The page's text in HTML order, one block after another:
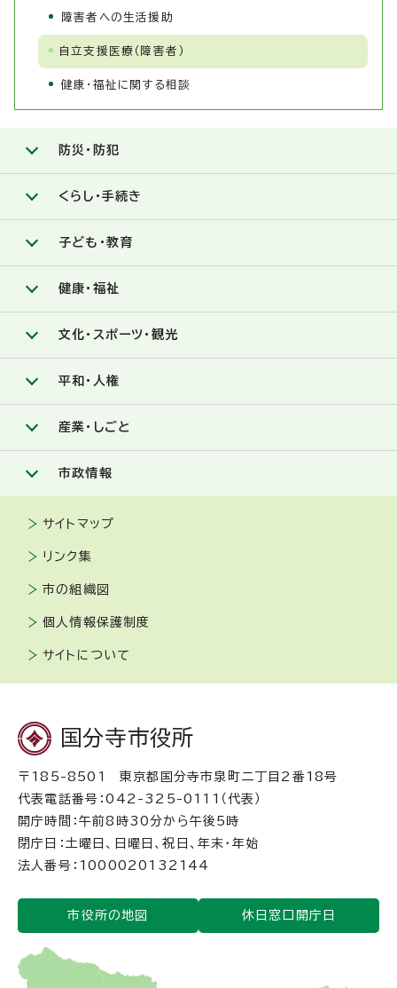
障害者への生活援助
自立支援医療（障害者）
健康・福祉に関する相談
防災・防犯
くらし・手続き
子ども・教育
健康・福祉
文化・スポーツ・観光
平和・人権
産業・しごと
市政情報
サイトマップ
リンク集
市の組織図
個人情報保護制度
サイトについて
国分寺市役所
〒185-8501 東京都国分寺市泉町二丁目2番18号
代表電話番号：042-325-0111（代表）
開庁時間：午前8時30分から午後5時
閉庁日：土曜日、日曜日、祝日、年末・年始
法人番号：1000020132144
市役所の地図 休日窓口開庁日